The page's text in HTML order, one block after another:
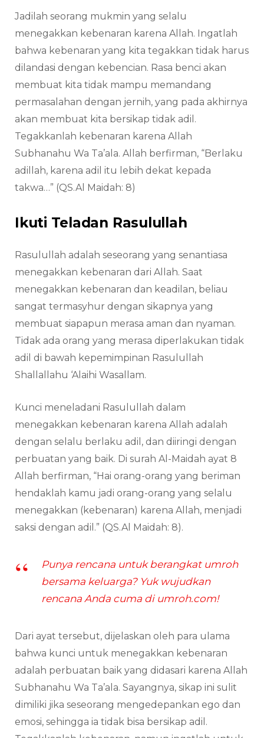
Jadilah seorang mukmin yang selalu
menegakkan kebenaran karena Allah. Ingatlah
bahwa kebenaran yang kita tegakkan tidak harus
dilandasi dengan kebencian. Rasa benci akan
membuat kita tidak mampu memandang
permasalahan dengan jernih, yang pada akhirnya
akan membuat kita bersikap tidak adil.
Tegakkanlah kebenaran karena Allah
Subhanahu Wa Ta’ala. Allah berfirman, “Berlaku
adillah, karena adil itu lebih dekat kepada
takwa…” (QS.Al Maidah: 8)
Ikuti Teladan Rasulullah
Rasulullah adalah seseorang yang senantiasa
menegakkan kebenaran dari Allah. Saat
menegakkan kebenaran dan keadilan, beliau
sangat termasyhur dengan sikapnya yang
membuat siapapun merasa aman dan nyaman.
Tidak ada orang yang merasa diperlakukan tidak
adil di bawah kepemimpinan Rasulullah
Shallallahu ‘Alaihi Wasallam.
Kunci meneladani Rasulullah dalam
menegakkan kebenaran karena Allah adalah
dengan selalu berlaku adil, dan diiringi dengan
perbuatan yang baik. Di surah Al-Maidah ayat 8
Allah berfirman, “Hai orang-orang yang beriman
hendaklah kamu jadi orang-orang yang selalu
menegakkan (kebenaran) karena Allah, menjadi
saksi dengan adil.” (QS.Al Maidah: 8).
Punya rencana untuk berangkat umroh
bersama keluarga? Yuk wujudkan
rencana Anda cuma di umroh.com!
Dari ayat tersebut, dijelaskan oleh para ulama
bahwa kunci untuk menegakkan kebenaran
adalah perbuatan baik yang didasari karena Allah
Subhanahu Wa Ta’ala. Sayangnya, sikap ini sulit
dimiliki jika seseorang mengedepankan ego dan
emosi, sehingga ia tidak bisa bersikap adil.